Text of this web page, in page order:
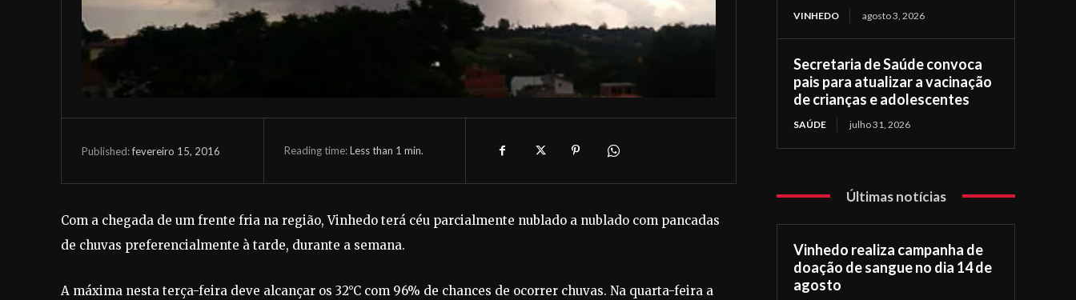
Published:fevereiro 15, 2016 Reading time:Less than 1 min.
Com a chegada de um frente fria na região, Vinhedo terá céu parcialmente nublado a nublado com pancadas
de chuvas preferencialmente à tarde, durante a semana.
A máxima nesta terça-feira deve alcançar os 32°C com 96% de chances de ocorrer chuvas. Na quarta-feira a
VINHEDO agosto 3, 2026
Secretaria de Saúde convoca
pais para atualizar a vacinação
de crianças e adolescentes
SAÚDE julho 31, 2026
Últimas notícias
Vinhedo realiza campanha de
doação de sangue no dia 14 de
agosto